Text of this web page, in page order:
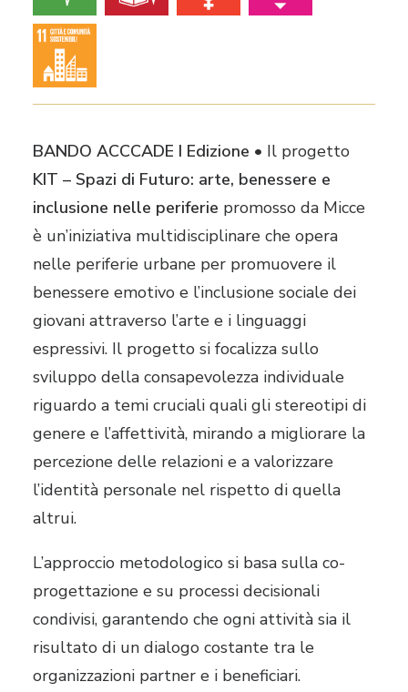
BANDO ACCCADE I Edizione • Il progetto
KIT – Spazi di Futuro: arte, benessere e
inclusione nelle periferie promosso da Micce
è un’iniziativa multidisciplinare che opera
nelle periferie urbane per promuovere il
benessere emotivo e l’inclusione sociale dei
giovani attraverso l’arte e i linguaggi
espressivi. Il progetto si focalizza sullo
sviluppo della consapevolezza individuale
riguardo a temi cruciali quali gli stereotipi di
genere e l’affettività, mirando a migliorare la
percezione delle relazioni e a valorizzare
l’identità personale nel rispetto di quella
altrui.
L’approccio metodologico si basa sulla co-
progettazione e su processi decisionali
condivisi, garantendo che ogni attività sia il
risultato di un dialogo costante tra le
organizzazioni partner e i beneficiari.